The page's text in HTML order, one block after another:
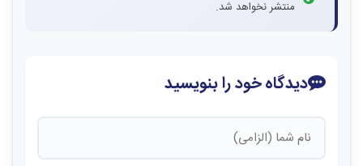
منتشر نخواهد شد.
دیدگاه خود را بنویسید